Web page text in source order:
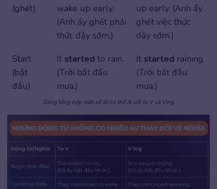
(ghét)
wake up early.
(Anh ấy ghét phải
thức dậy sớm.)
up early. (Anh ấy
ghét việc thức
dậy sớm.)
Start
(bắt
đầu)
It started to rain.
(Trời bắt đầu
mưa.)
It started raining.
(Trời bắt đầu
mưa.)
Bảng tổng hợp một số từ có thể đi với to V và Ving